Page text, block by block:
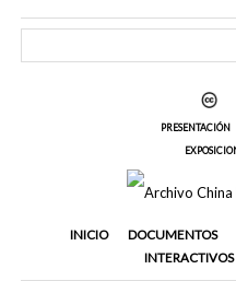
PRESENTACIÓN
INICIO DOCUMENTOS
INTERACTIVOS